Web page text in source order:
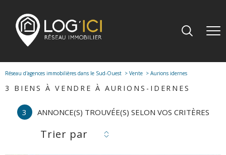
Réseau d'agences immobilières dans le Sud-Ouest Vente Aurions idernes
3 BIENS À VENDRE À AURIONS-IDERNES
3 ANNONCE(S) TROUVÉE(S) SELON VOS CRITÈRES
Trier par